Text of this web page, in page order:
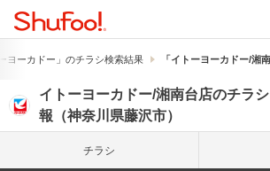
ヨーカドー」のチラシ検索結果 「イトーヨーカドー/湘
イトーヨーカドー/湘南台店のチラ
報（神奈川県藤沢市）
チラシ